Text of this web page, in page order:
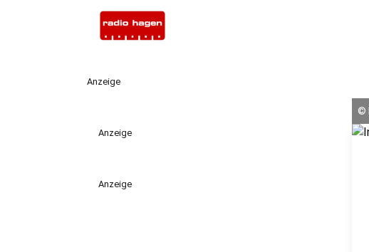
Anzeige
Anzeige
Anzeige
©